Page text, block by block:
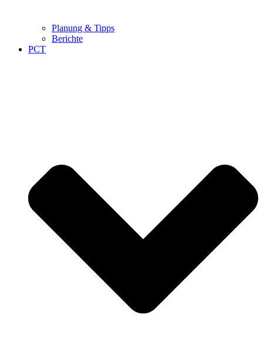
Planung & Tipps
Berichte
PCT